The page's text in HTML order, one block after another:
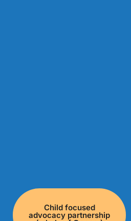
Child focused
advocacy partnership